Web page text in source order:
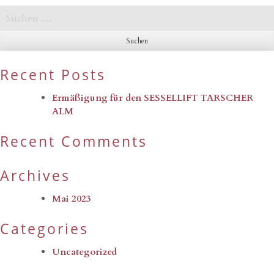
Suchen
nach:
Recent Posts
Ermäßigung für den SESSELLIFT TARSCHER
ALM
Recent Comments
Archives
Mai 2023
Categories
Uncategorized